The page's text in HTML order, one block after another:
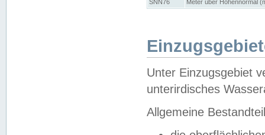
SNN76
Meter über Höhennormal
Unter Einzugsgebiet
unterirdisches
Allgemeine